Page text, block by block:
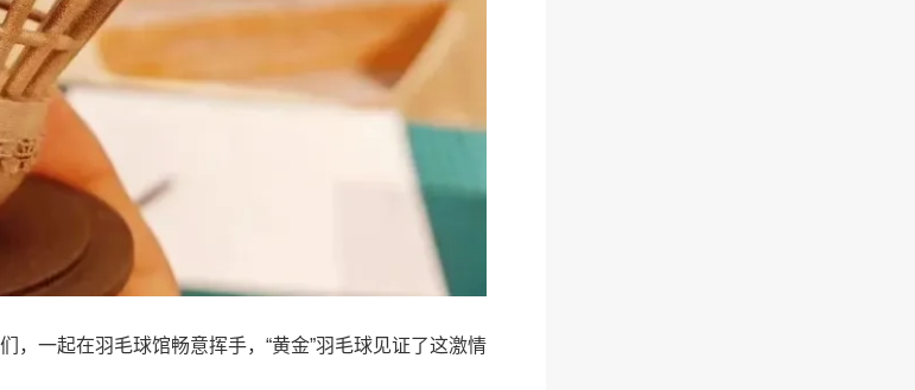
，一起在羽毛球馆畅意挥手，“黄金”羽毛球见证了这激情